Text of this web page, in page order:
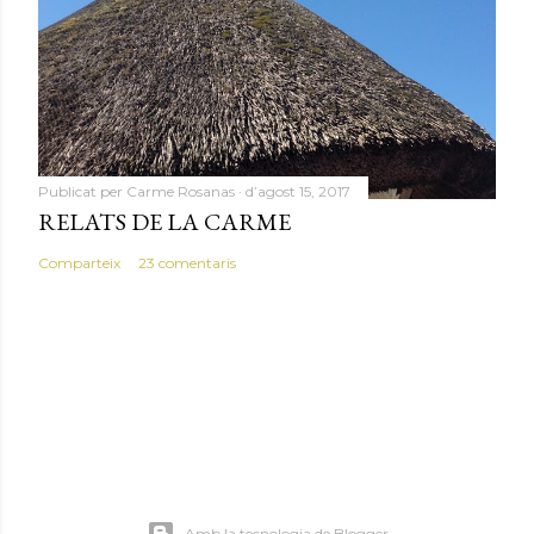
Publicat per Carme Rosanas d’agost 15, 2017
RELATS DE LA CARME
Comparteix 23 comentaris